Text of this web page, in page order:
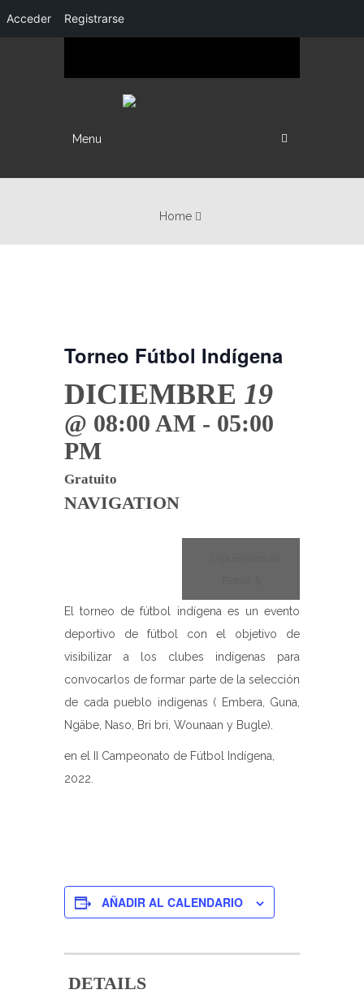
Acceder Registrarse
Menu
Home
Torneo Fútbol Indígena
DICIEMBRE 19
@ 08:00 AM - 05:00
PM
Gratuito
NAVIGATION
El torneo de fútbol indígena es un evento
deportivo de fútbol con el objetivo de
visibilizar a los clubes indígenas para
convocarlos de formar parte de la selección
de cada pueblo indígenas ( Embera, Guna,
Ngäbe, Naso, Bri bri, Wounaan y Bugle).
en el II Campeonato de Fútbol Indígena,
2022.
AÑADIR AL CALENDARIO
DETAILS